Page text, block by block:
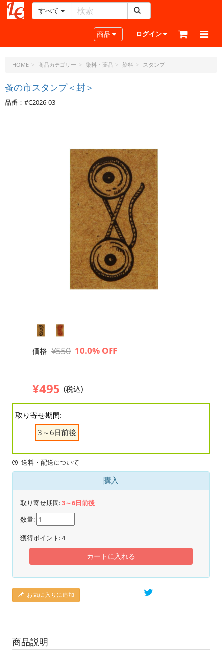
ー
ラ
ト・
ド
ッ
すべて
Toggle navigation
商品 ログイン
HOME 商品カテゴリー 染料・薬品 染料 スタンプ
蚤の市スタンプ＜封＞
品番：#C2026-03
価格 ¥550 10.0% OFF
¥495 (税込)
取り寄せ期間:
3～6日前後
送料・配送について
購入
取り寄せ期間:3～6日前後
数量:
獲得ポイント:4
カートに入れる
お気に入りに追加
商品説明